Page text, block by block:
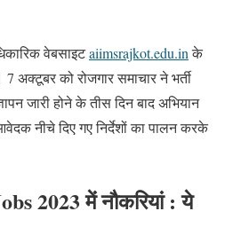
वेबसाइटaiimsrajkot.edu.inके
अक्टूबर को रोजगार समाचार ने भर्ती
जारी होने के तीस दिन बाद अभियान
नीचे दिए गए निर्देशों का पालन करके
2023 में नौकरियां : ये